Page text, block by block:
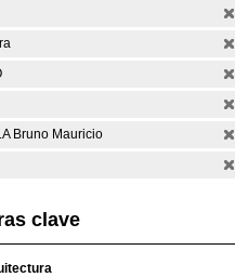
Bruno Mauricio
clave